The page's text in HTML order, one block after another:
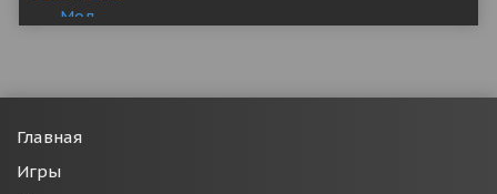
Главная
Игры